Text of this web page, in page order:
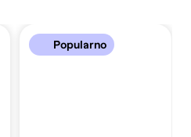
Popularno